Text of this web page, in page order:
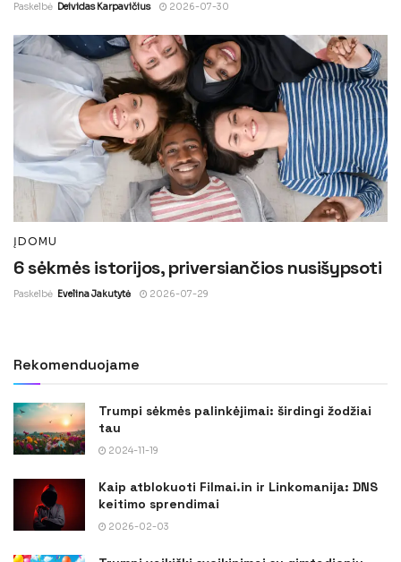
Paskelbė Deividas Karpavičius 2026-07-30
ĮDOMU
6 sėkmės istorijos, priversiančios nusišypsoti
Paskelbė Evelina Jakutytė 2026-07-29
Rekomenduojame
Trumpi sėkmės palinkėjimai: širdingi žodžiai
tau
2024-11-19
Kaip atblokuoti Filmai.in ir Linkomanija: DNS
keitimo sprendimai
2026-02-03